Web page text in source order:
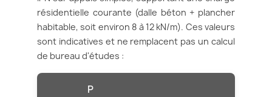
résidentielle courante (dalle béton + plancher
habitable, soit environ 8 à 12 kN/m). Ces valeurs
sont indicatives et ne remplacent pas un calcul
de bureau d'études :
P